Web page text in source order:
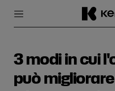
contenuto
3 modi in cui
può